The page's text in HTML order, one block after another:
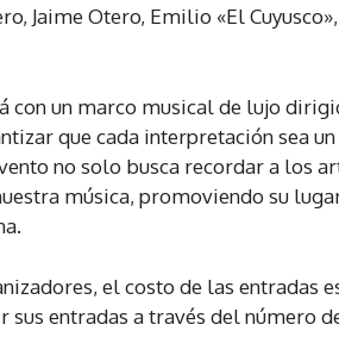
Jaime Otero, Emilio «El
con un marco musical de lujo
que cada interpretación sea
no solo busca recordar a los
música, promoviendo su
el costo de las entradas
entradas a través del número